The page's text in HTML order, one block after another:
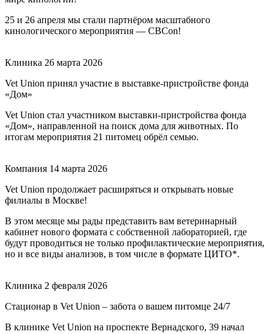
25 и 26 апреля мы стали партнёром масштабного
кинологического мероприятия — CBCon!
Клиника 26 марта 2026
Vet Union принял участие в выставке-пристройстве фонда
«Дом»
Vet Union стал участником выставки-пристройства фонда
«Дом», направленной на поиск дома для животных. По
итогам мероприятия 21 питомец обрёл семью.
Компания 14 марта 2026
Vet Union продолжает расширяться и открывать новые
филиалы в Москве!
В этом месяце мы рады представить вам ветеринарный
кабинет нового формата с собственной лабораторией, где
будут проводиться не только профилактические мероприятия,
но и все виды анализов, в том числе в формате ЦИТО*.
Клиника 2 февраля 2026
Стационар в Vet Union – забота о вашем питомце 24/7
В клинике Vet Union на проспекте Вернадского, 39 начал